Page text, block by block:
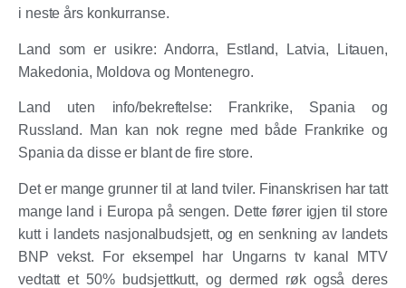
i neste års konkurranse.
Land som er usikre: Andorra, Estland, Latvia, Litauen,
Makedonia, Moldova og Montenegro.
Land uten info/bekreftelse: Frankrike, Spania og
Russland. Man kan nok regne med både Frankrike og
Spania da disse er blant de fire store.
Det er mange grunner til at land tviler. Finanskrisen har tatt
mange land i Europa på sengen. Dette fører igjen til store
kutt i landets nasjonalbudsjett, og en senkning av landets
BNP vekst. For eksempel har Ungarns tv kanal MTV
vedtatt et 50% budsjettkutt, og dermed røk også deres